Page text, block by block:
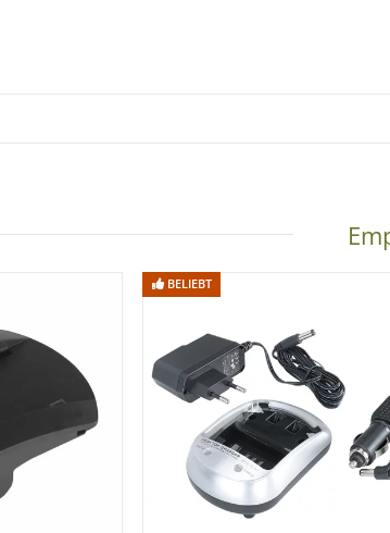
55,1 × 42 × 39,9 mm
Akku:
BP-508 / BP-511 / BP-512 / BP-514 / BP-522 / BP-
BELIEBT